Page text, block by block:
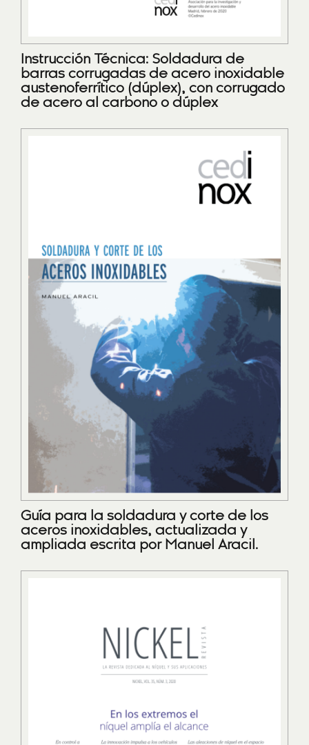
Instrucción Técnica: Soldadura de
barras corrugadas de acero inoxidable
austenoferrítico (dúplex), con corrugado
de acero al carbono o dúplex
Guía para la soldadura y corte de los
aceros inoxidables, actualizada y
ampliada escrita por Manuel Aracil.